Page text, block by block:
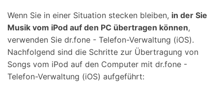
Wenn Sie in einer Situation stecken bleiben, in der Sie
Musik vom iPod auf den PC übertragen können,
verwenden Sie dr.fone - Telefon-Verwaltung (iOS).
Nachfolgend sind die Schritte zur Übertragung von
Songs vom iPod auf den Computer mit dr.fone -
Telefon-Verwaltung (iOS) aufgeführt: